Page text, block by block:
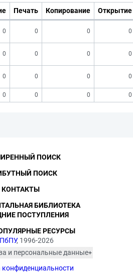
Печать Копирование Открытие
0 0 0 0
0 0 0 0
0 0 0 0
0 0 0 0
, 1996-2026
и персональные данные
лиц в соответствии
конфиденциальности
ПОИСК
ПОИСК
КОНТАКТЫ
БИБЛИОТЕКА
ПОСТУПЛЕНИЯ
РЕСУРСЫ